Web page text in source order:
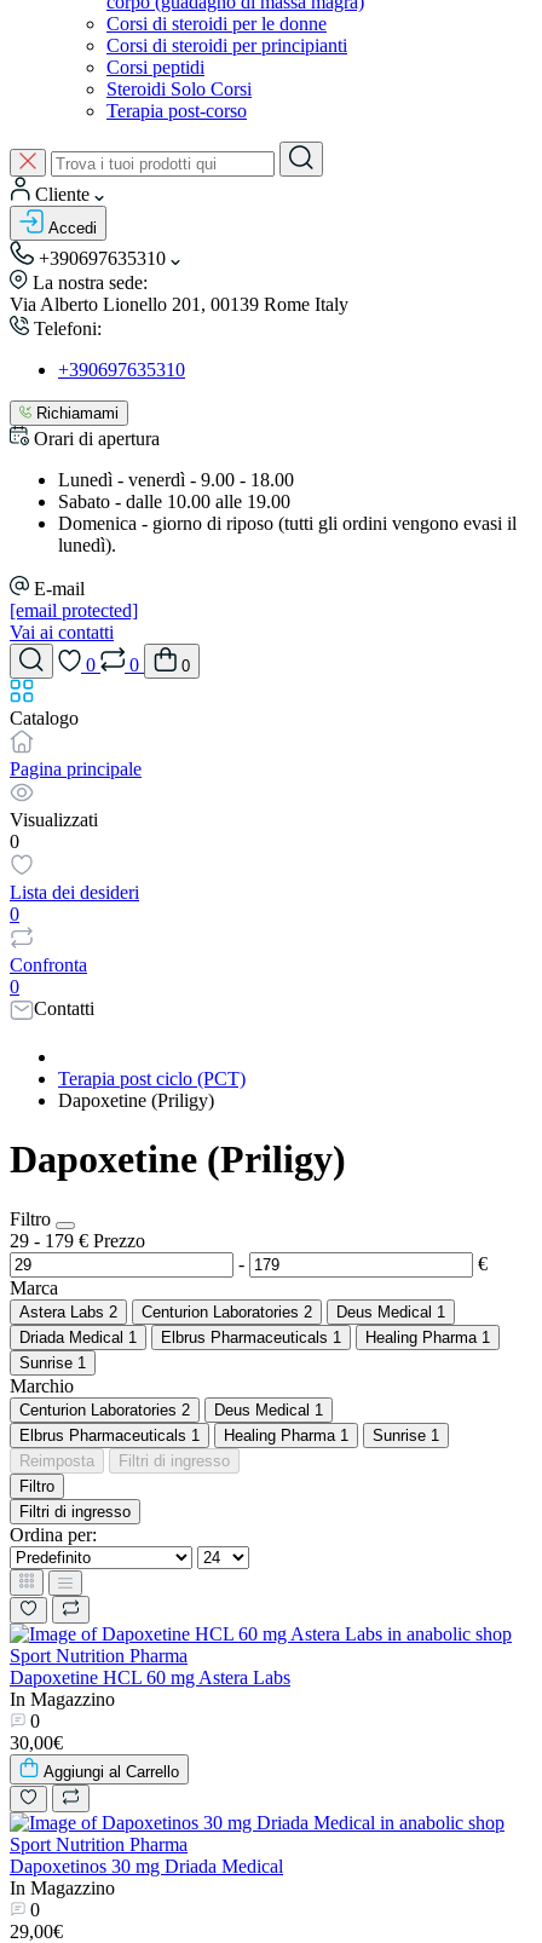
Corsi di steroidi per le donne
Corsi di steroidi per principianti
Corsi peptidi
Steroidi Solo Corsi
Terapia post-corso
Cliente
Accedi
+390697635310
La nostra sede:
Via Alberto Lionello 201, 00139 Rome Italy
Telefoni:
+390697635310
Richiamami
Orari di apertura
Lunedì - venerdì - 9.00 - 18.00
Sabato - dalle 10.00 alle 19.00
Domenica - giorno di riposo (tutti gli ordini vengono evasi il
lunedì).
E-mail
[email protected]
Vai ai contatti
0
0 0
Catalogo
Pagina principale
Visualizzati
0
Lista dei desideri
0
Confronta
0
Contatti
Terapia post ciclo (PCT)
Dapoxetine (Priligy)
Dapoxetine (Priligy)
Filtro
29 - 179 € Prezzo
-
€
Marca
Astera Labs 2 Centurion Laboratories 2 Deus Medical 1
Driada Medical 1 Elbrus Pharmaceuticals 1 Healing Pharma 1
Sunrise 1
Marchio
Centurion Laboratories 2 Deus Medical 1
Elbrus Pharmaceuticals 1 Healing Pharma 1 Sunrise 1
Reimposta
Filtri di ingresso
Filtro
Filtri di ingresso
Ordina per:
Dapoxetine HCL 60 mg Astera Labs
In Magazzino
0
30,00€
Aggiungi al Carrello
Dapoxetinos 30 mg Driada Medical
In Magazzino
0
29,00€